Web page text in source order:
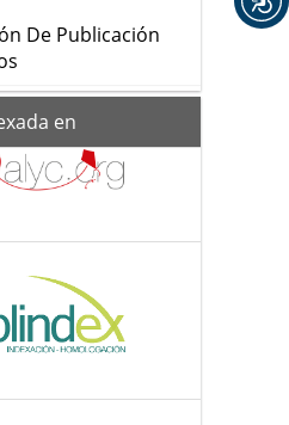
De Publicación
en